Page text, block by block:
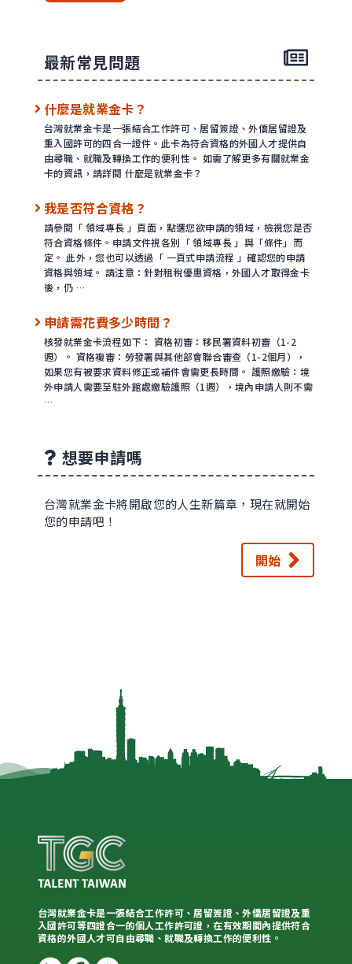
最新常見問題
什麼是就業金卡？
台灣就業金卡是一張結合工作許可、居留簽證、外僑居留證及
重入國許可的四合一證件。此卡為符合資格的外國人才提供自
由尋職、就職及轉換工作的便利性。 如需了解更多有關就業金
卡的資訊，請詳閱 什麼是就業金卡？
我是否符合資格？
請參閱「 領域專長 」頁面，點選您欲申請的領域，檢視您是否
符合資格條件。申請文件視各別「 領域專長 」與「條件」而
定。 此外，您也可以透過「 一頁式申請流程 」確認您的申請
資格與領域。 請注意：針對租稅優惠資格，外國人才取得金卡
後，仍 …
申請需花費多少時間？
核發就業金卡流程如下： 資格初審：移民署資料初審（1-2
週）。 資格複審：勞發署與其他部會聯合審查（1-2個月），
如果您有被要求資料修正或補件會需更長時間。 護照繳驗：境
外申請人需要至駐外館處繳驗護照（1週），境內申請人則不需
…
想要申請嗎
台灣就業金卡將開啟您的人生新篇章，現在就開始
您的申請吧！
開始
台灣就業金卡是一張結合工作許可、居留簽證、外僑居留證及重
入國許可等四證合一的個人工作許可證，在有效期間內提供符合
資格的外國人才可自由尋職、就職及轉換工作的便利性。